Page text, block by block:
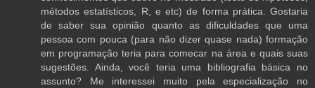
métodos estatísticos, R, e etc) de forma prática. Gostaria
de saber sua opinião quanto as dificuldades que uma
pessoa com pouca (para não dizer quase nada) formação
em programação teria para comecar na área e quais suas
sugestões. Ainda, você teria uma bibliografia básica no
assunto? Me interessei muito pela especialização no